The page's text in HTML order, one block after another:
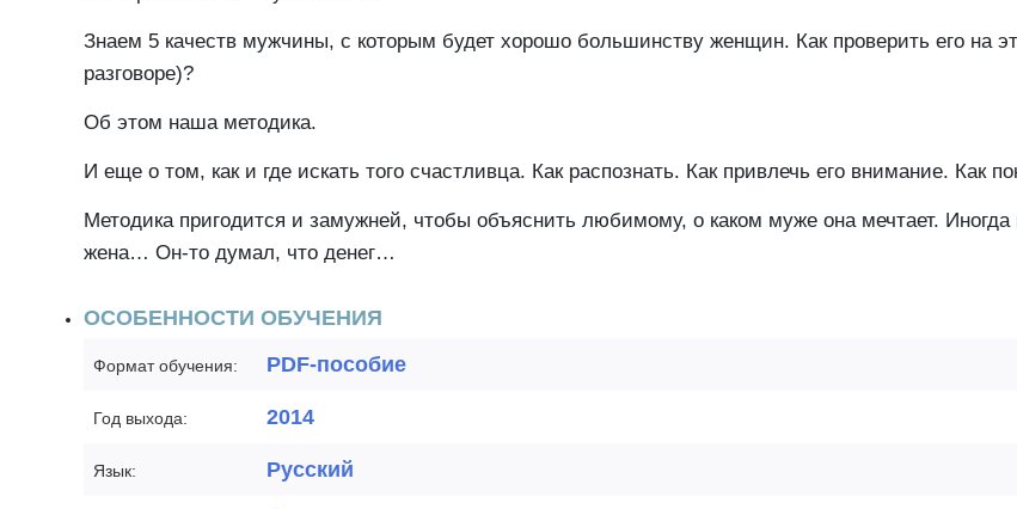
Знаем 5 качеств мужчины, с которым будет хорошо большинству женщин. Как проверить его на
разговоре)?
Об этом наша методика.
И еще о том, как и где искать того счастливца. Как распознать. Как привлечь его внимание.
Методика пригодится и замужней, чтобы объяснить любимому, о каком муже она мечтает. Иногда
жена… Он-то думал, что денег…
ОСОБЕННОСТИ ОБУЧЕНИЯ
Формат обучения: PDF-пособие
Год выхода: 2014
Язык: Русский